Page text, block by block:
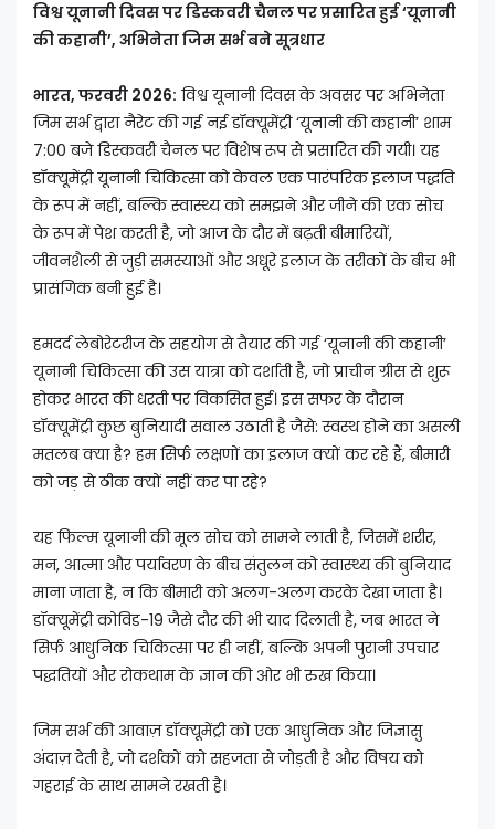
विश्व यूनानी दिवस पर डिस्कवरी चैनल पर प्रसारित हुई ‘यूनानी
की कहानी’, अभिनेता जिम सर्भ बने सूत्रधार
भारत, फरवरी 2026: विश्व यूनानी दिवस के अवसर पर अभिनेता
जिम सर्भ द्वारा नैरेट की गई नई डॉक्यूमेंट्री ‘यूनानी की कहानी’ शाम
7:00 बजे डिस्कवरी चैनल पर विशेष रूप से प्रसारित की गयी। यह
डॉक्यूमेंट्री यूनानी चिकित्सा को केवल एक पारंपरिक इलाज पद्धति
के रूप में नहीं, बल्कि स्वास्थ्य को समझने और जीने की एक सोच
के रूप में पेश करती है, जो आज के दौर में बढ़ती बीमारियों,
जीवनशैली से जुड़ी समस्याओं और अधूरे इलाज के तरीकों के बीच भी
प्रासंगिक बनी हुई है।
हमदर्द लेबोरेटरीज के सहयोग से तैयार की गई ‘यूनानी की कहानी’
यूनानी चिकित्सा की उस यात्रा को दर्शाती है, जो प्राचीन ग्रीस से शुरू
होकर भारत की धरती पर विकसित हुई। इस सफर के दौरान
डॉक्यूमेंट्री कुछ बुनियादी सवाल उठाती है जैसे: स्वस्थ होने का असली
मतलब क्या है? हम सिर्फ लक्षणों का इलाज क्यों कर रहे हैं, बीमारी
को जड़ से ठीक क्यों नहीं कर पा रहे?
यह फिल्म यूनानी की मूल सोच को सामने लाती है, जिसमें शरीर,
मन, आत्मा और पर्यावरण के बीच संतुलन को स्वास्थ्य की बुनियाद
माना जाता है, न कि बीमारी को अलग-अलग करके देखा जाता है।
डॉक्यूमेंट्री कोविड-19 जैसे दौर की भी याद दिलाती है, जब भारत ने
सिर्फ आधुनिक चिकित्सा पर ही नहीं, बल्कि अपनी पुरानी उपचार
पद्धतियों और रोकथाम के ज्ञान की ओर भी रुख किया।
जिम सर्भ की आवाज़ डॉक्यूमेंट्री को एक आधुनिक और जिज्ञासु
अंदाज़ देती है, जो दर्शकों को सहजता से जोड़ती है और विषय को
गहराई के साथ सामने रखती है।